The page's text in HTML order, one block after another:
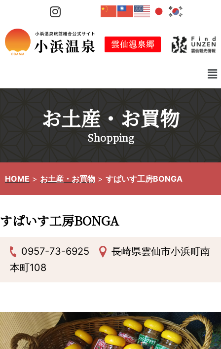
テ
ン
ス
お土産・お買物
Shopping
HOME > お土産・お買物 > すぱいす工房BONGA
すぱいす工房BONGA
0957-73-6925
長崎県雲仙市小浜町南
本町108